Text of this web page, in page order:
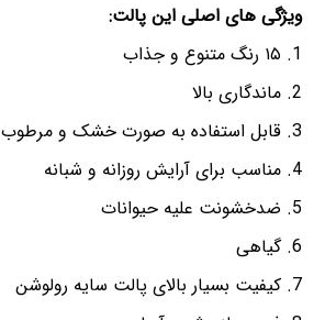
ویژگی های اصلی این پالت:
۱۵ رنگ متنوع و جذاب
ماندگاری بالا
قابل استفاده به صورت خشک و مرطوب
مناسب برای آرایش روزانه و شبانه
ضدخشونت علیه حیوانات
گیاهی
کیفیت بسیار بالای پالت سایه رولوشن